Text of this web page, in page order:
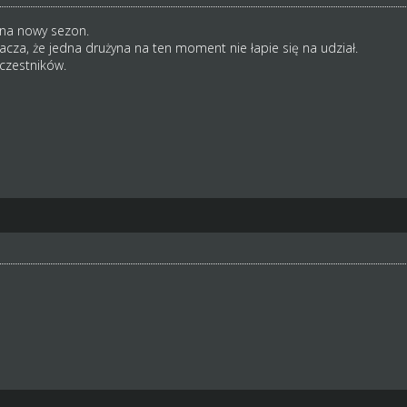
nowy sezon.
że jedna drużyna na ten moment nie łapie się na udział.